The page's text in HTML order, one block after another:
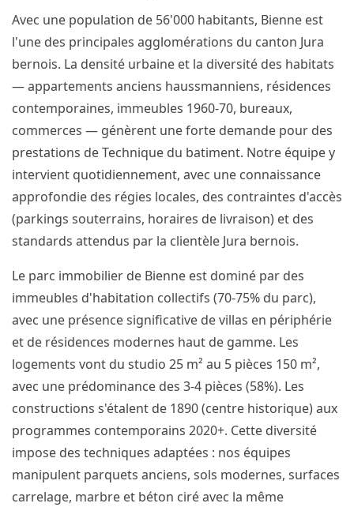
Avec une population de 56'000 habitants, Bienne est
l'une des principales agglomérations du canton Jura
bernois. La densité urbaine et la diversité des habitats
— appartements anciens haussmanniens, résidences
contemporaines, immeubles 1960-70, bureaux,
commerces — génèrent une forte demande pour des
prestations de Technique du batiment. Notre équipe y
intervient quotidiennement, avec une connaissance
approfondie des régies locales, des contraintes d'accès
(parkings souterrains, horaires de livraison) et des
standards attendus par la clientèle Jura bernois.
Le parc immobilier de Bienne est dominé par des
immeubles d'habitation collectifs (70-75% du parc),
avec une présence significative de villas en périphérie
et de résidences modernes haut de gamme. Les
logements vont du studio 25 m² au 5 pièces 150 m²,
avec une prédominance des 3-4 pièces (58%). Les
constructions s'étalent de 1890 (centre historique) aux
programmes contemporains 2020+. Cette diversité
impose des techniques adaptées : nos équipes
manipulent parquets anciens, sols modernes, surfaces
carrelage, marbre et béton ciré avec la même